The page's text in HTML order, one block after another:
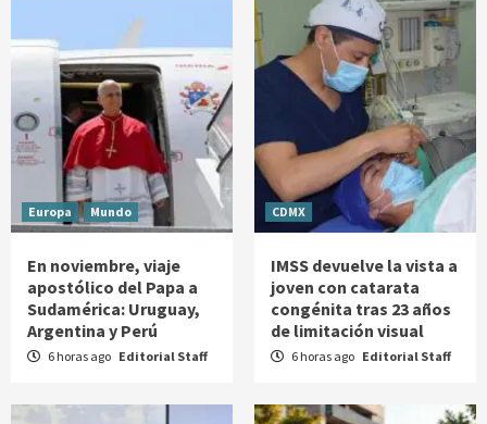
Europa Mundo
En noviembre, viaje
apostólico del Papa a
Sudamérica: Uruguay,
Argentina y Perú
6 horas ago Editorial Staff
CDMX
IMSS devuelve la vista a
joven con catarata
congénita tras 23 años
de limitación visual
6 horas ago Editorial Staff